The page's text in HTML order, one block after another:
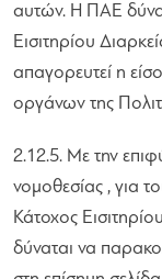
αυτών. Η ΠΑΕ
Εισιτηρίου
απαγορευτεί η
οργάνων της
2.12.5. Με την
νομοθεσίας , για
Κάτοχος
δύναται να